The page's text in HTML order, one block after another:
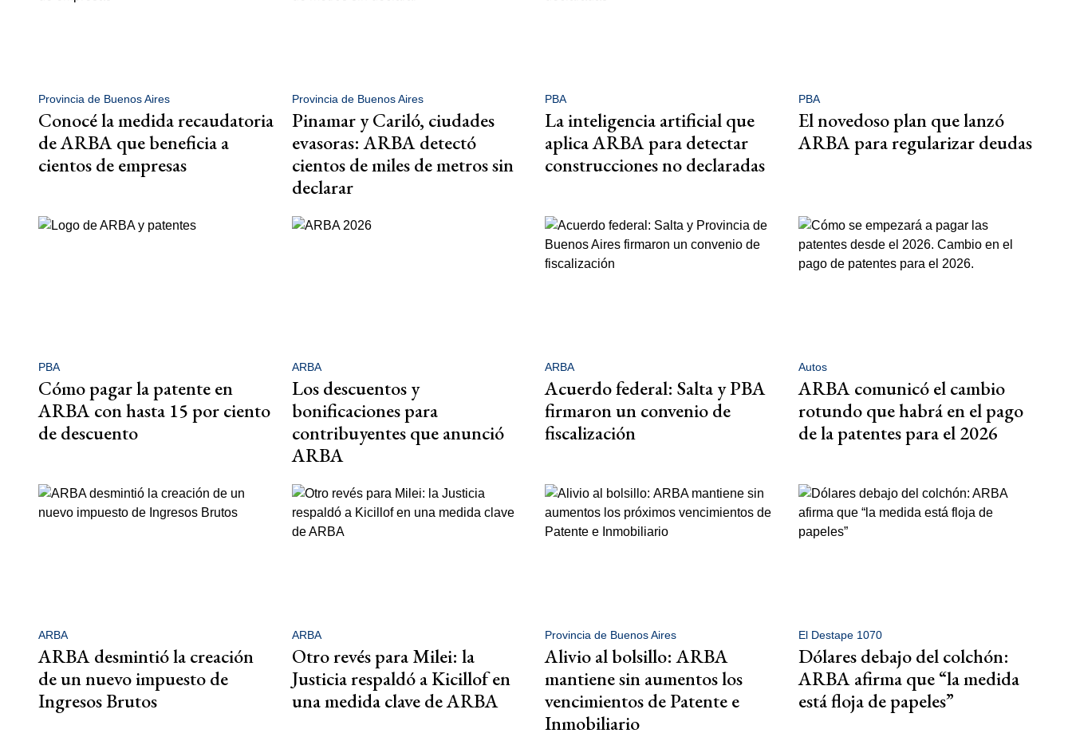
Provincia de Buenos Aires
Conocé la medida recaudatoria
de ARBA que beneficia a
cientos de empresas
Provincia de Buenos Aires
Pinamar y Cariló, ciudades
evasoras: ARBA detectó
cientos de miles de metros sin
declarar
PBA
La inteligencia artificial que
aplica ARBA para detectar
construcciones no declaradas
PBA
El novedoso plan que lanzó
ARBA para regularizar deudas
PBA
Cómo pagar la patente en
ARBA con hasta 15 por ciento
de descuento
ARBA
Los descuentos y
bonificaciones para
contribuyentes que anunció
ARBA
ARBA
Acuerdo federal: Salta y PBA
firmaron un convenio de
fiscalización
Autos
ARBA comunicó el cambio
rotundo que habrá en el pago
de la patentes para el 2026
ARBA
ARBA desmintió la creación
de un nuevo impuesto de
Ingresos Brutos
ARBA
Otro revés para Milei: la
Justicia respaldó a Kicillof en
una medida clave de ARBA
Provincia de Buenos Aires
Alivio al bolsillo: ARBA
mantiene sin aumentos los
vencimientos de Patente e
Inmobiliario
El Destape 1070
Dólares debajo del colchón:
ARBA afirma que “la medida
está floja de papeles”